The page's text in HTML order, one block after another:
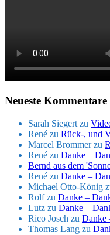
Neueste Kommentare
Sarah Siegert zu
René zu Rück-, und
Marcel Brommerzu
René zu Danke –
Bernd aus dem
René zu Danke –
Michael Otto-König
Rolfzu Danke –
Lutz zu Danke –
Rico Josch zu Danke
Thomas Lang zu